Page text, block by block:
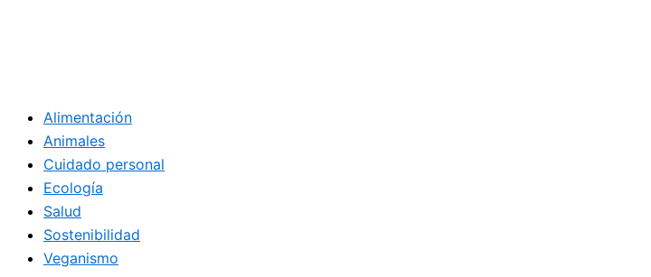
Alimentación
Animales
Cuidado personal
Ecología
Salud
Sostenibilidad
Veganismo